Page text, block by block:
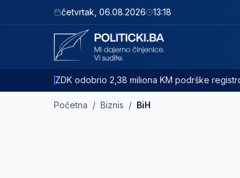
četvrtak 06.08.2026 13:18
ZDK odobrio 2,38 miliona KM podrške
Početna / Biznis / BiH